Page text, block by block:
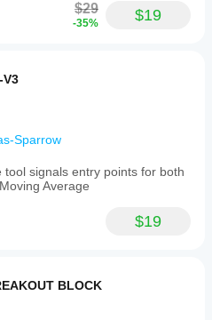
$29
-35% $19
V3
Sparrow
signals entry points for both
Average
$19
BLOCK